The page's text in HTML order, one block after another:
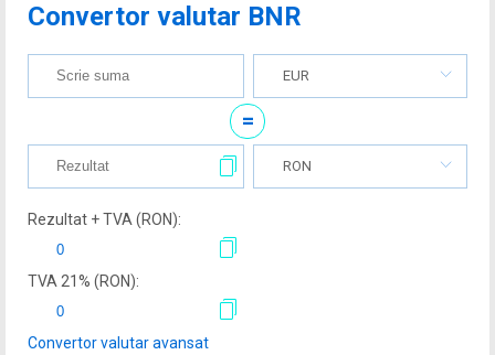
Convertor valutar BNR
EUR
=
RON
Rezultat + TVA (RON):
TVA 21% (RON):
Convertor valutar avansat